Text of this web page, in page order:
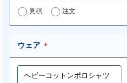
見積 注文
ウェア ＊